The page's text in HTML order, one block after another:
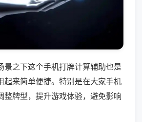
景之下这个手机打牌计算辅助也是
起来简单便捷。特别是在大家手机
整牌型，提升游戏体验，避免影响